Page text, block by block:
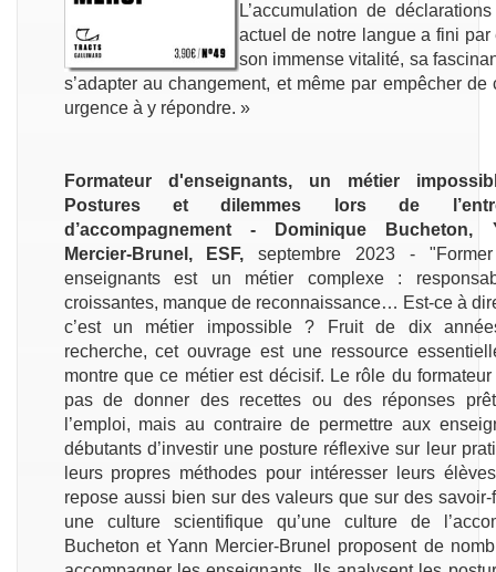
L’accumulation de
actuel de notre langue a fini
son immense vitalité, sa
s’adapter au changement, et même par empêcher
urgence à y répondre. »
Formateur d'enseignants, un métier
Postures et dilemmes lors de
d’accompagnement - Dominique Bucheton,
Mercier-Brunel, ESF,septembre 2023 -
enseignants est un métier complexe :
croissantes, manque de reconnaissance… Est-ce à
c’est un métier impossible ? Fruit de dix
recherche, cet ouvrage est une ressource
montre que ce métier est décisif. Le rôle du formateur
pas de donner des recettes ou des réponses
l’emploi, mais au contraire de permettre aux
débutants d’investir une posture réflexive sur leur
leurs propres méthodes pour intéresser leurs
repose aussi bien sur des valeurs que sur des
une culture scientifique qu’une culture de
Bucheton et Yann Mercier-Brunel proposent de